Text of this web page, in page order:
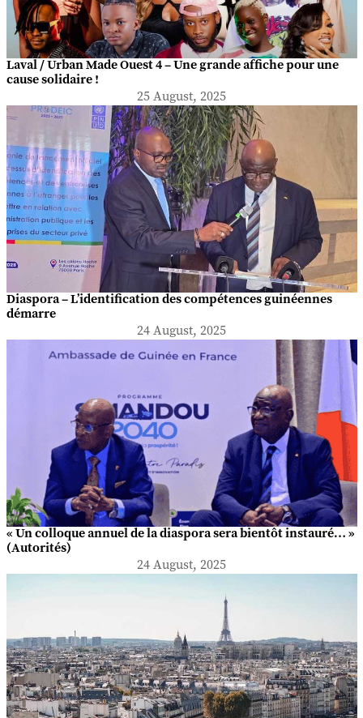
Laval / Urban Made Ouest 4 – Une grande affiche pour une
cause solidaire !
25 August, 2025
Diaspora – L’identification des compétences guinéennes
démarre
24 August, 2025
« Un colloque annuel de la diaspora sera bientôt instauré… »
(Autorités)
24 August, 2025